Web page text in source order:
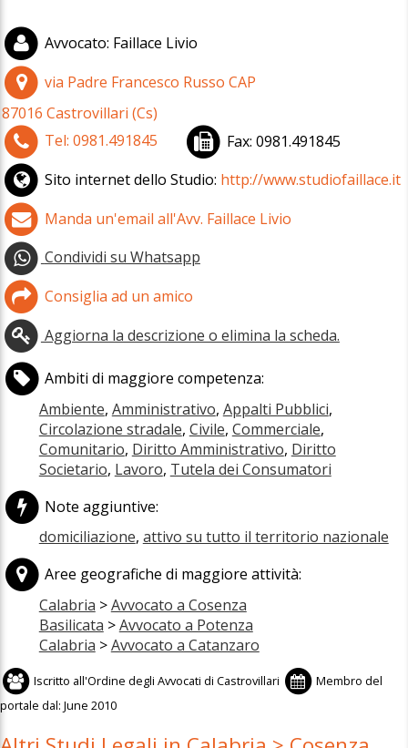
Avvocato: Faillace Livio
via Padre Francesco Russo CAP
87016 Castrovillari (Cs)
Tel: 0981.491845 Fax: 0981.491845
Sito internet dello Studio: http://www.studiofaillace.it
Manda un'email all'Avv. Faillace Livio
Condividi su Whatsapp
Consiglia ad un amico
Aggiorna la descrizione o elimina la scheda.
Ambiti di maggiore competenza:
Ambiente, Amministrativo, Appalti Pubblici,
Circolazione stradale, Civile, Commerciale,
Comunitario, Diritto Amministrativo, Diritto
Societario, Lavoro, Tutela dei Consumatori
Note aggiuntive:
domiciliazione, attivo su tutto il territorio nazionale
Aree geografiche di maggiore attività:
Calabria >Avvocato a Cosenza
Basilicata >Avvocato a Potenza
Calabria >Avvocato a Catanzaro
Iscritto all'Ordine degli Avvocati di Castrovillari
Membro del
portale dal: June 2010